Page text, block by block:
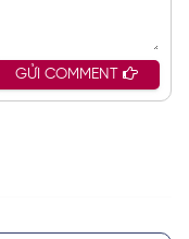
GỬI COMMENT